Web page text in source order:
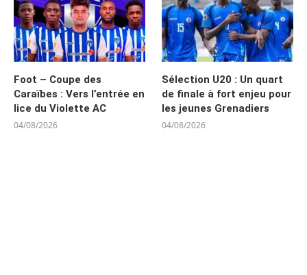
Foot – Coupe des
Caraïbes : Vers l’entrée en
lice du Violette AC
04/08/2026
Sélection U20 : Un quart
de finale à fort enjeu pour
les jeunes Grenadiers
04/08/2026